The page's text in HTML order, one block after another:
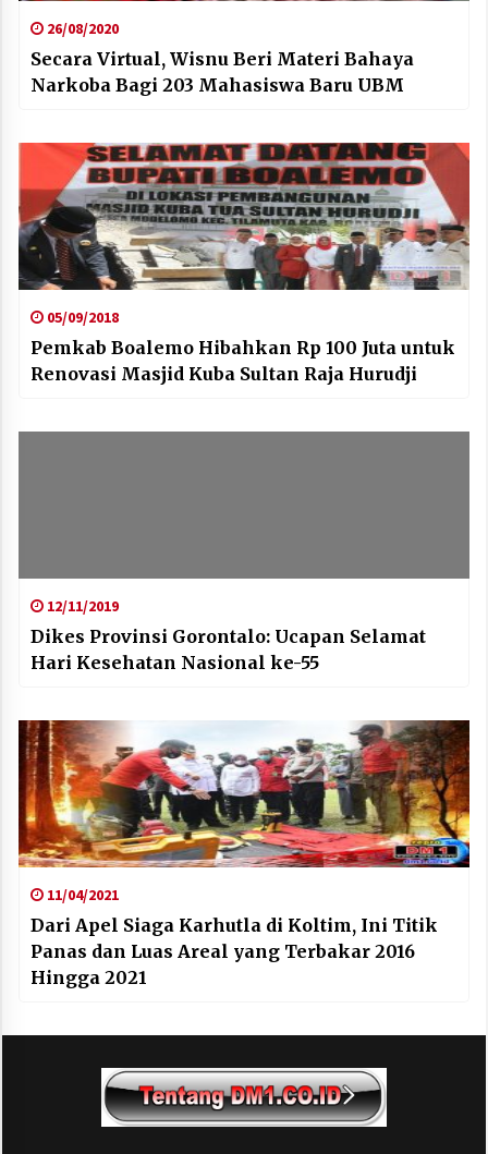
26/08/2020
Secara Virtual, Wisnu Beri Materi Bahaya
Narkoba Bagi 203 Mahasiswa Baru UBM
05/09/2018
Pemkab Boalemo Hibahkan Rp 100 Juta untuk
Renovasi Masjid Kuba Sultan Raja Hurudji
12/11/2019
Dikes Provinsi Gorontalo: Ucapan Selamat
Hari Kesehatan Nasional ke-55
11/04/2021
Dari Apel Siaga Karhutla di Koltim, Ini Titik
Panas dan Luas Areal yang Terbakar 2016
Hingga 2021